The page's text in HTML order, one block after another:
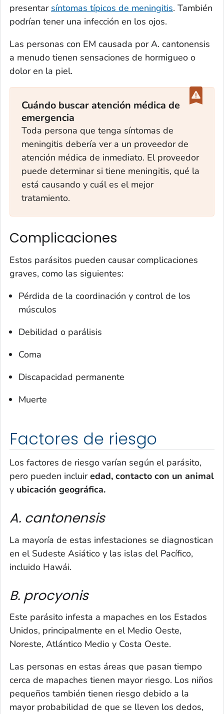
presentar síntomas típicos de meningitis. También
podrían tener una infección en los ojos.
Las personas con EM causada porA. cantonensis
a menudo tienen sensaciones de hormigueo o
dolor en la piel.
Cuándo buscar atención médica de
emergencia
Toda persona que tenga síntomas de
meningitis debería ver a un proveedor de
atención médica de inmediato. El proveedor
puede determinar si tiene meningitis, qué la
está causando y cuál es el mejor
tratamiento.
Complicaciones
Estos parásitos pueden causar complicaciones
graves, como las siguientes:
Pérdida de la coordinación y control de los
músculos
Debilidad o parálisis
Coma
Discapacidad permanente
Muerte
Factores de riesgo
Los factores de riesgo varían según el parásito,
pero pueden incluiredad, contacto con un animal
y ubicación geográfica.
A. cantonensis
La mayoría de estas infestaciones se diagnostican
en el Sudeste Asiático y las islas del Pacífico,
incluido Hawái.
B. procyonis
Este parásito infesta a mapaches en los Estados
Unidos, principalmente en el Medio Oeste,
Noreste, Atlántico Medio y Costa Oeste.
Las personas en estas áreas que pasan tiempo
cerca de mapaches tienen mayor riesgo. Los niños
pequeños también tienen riesgo debido a la
mayor probabilidad de que se lleven los dedos,